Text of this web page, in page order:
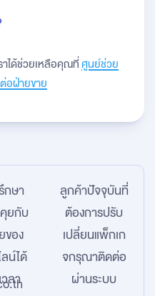
าได้ช่วยเหลือคุณที่ศูนย์ช่วย
อฝ่ายขาย
กษา
ยกับ
ของ
น์ได้
ลา
ลูกค้าปัจจุบันที่
ต้องการปรับ
เปลี่ยนแพ็กเก
จกรุณาติดต่อ
ผ่านระบบ